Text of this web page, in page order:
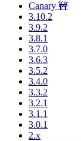
Canary 🚧
3.10.2
3.9.2
3.8.1
3.7.0
3.6.3
3.5.2
3.4.0
3.3.2
3.2.1
3.1.1
3.0.1
2.x